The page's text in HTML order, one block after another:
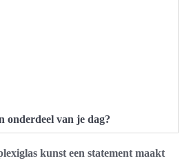
onderdeel van je dag?
kunst een statement maakt